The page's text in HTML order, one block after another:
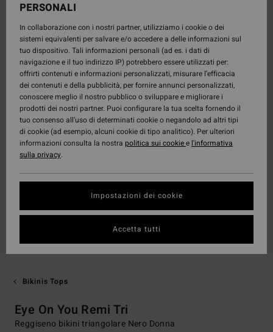
Bikinis Tops
Eye On You Remi Tri
Reggiseno bikini triangolare Nero Donna
PERSONALI
In collaborazione con i nostri partner, utilizziamo i cookie o dei
sistemi equivalenti per salvare e/o accedere a delle informazioni sul
tuo dispositivo. Tali informazioni personali (ad es. i dati di
navigazione e il tuo indirizzo IP) potrebbero essere utilizzati per:
offrirti contenuti e informazioni personalizzati, misurare l’efficacia
dei contenuti e della pubblicità, per fornire annunci personalizzati,
conoscere meglio il nostro pubblico o sviluppare e migliorare i
prodotti dei nostri partner. Puoi configurare la tua scelta fornendo il
tuo consenso all’uso di determinati cookie o negandolo ad altri tipi
di cookie (ad esempio, alcuni cookie di tipo analitico). Per ulteriori
informazioni consulta la nostra politica sui cookiee l'informativa
sulla privacy.
Impostazioni dei cookie
Accetta tutti